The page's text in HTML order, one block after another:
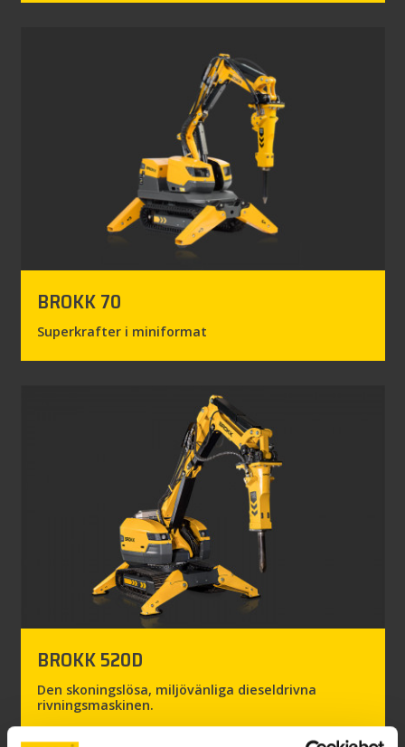
BROKK 70
Superkrafter i miniformat
BROKK 520D
Den skoningslösa, miljövänliga dieseldrivna
rivningsmaskinen.